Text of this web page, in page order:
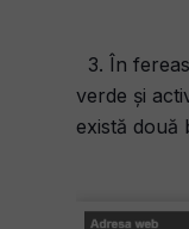
3. În
verde și
există două